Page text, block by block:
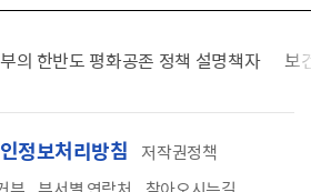
의 한반도 평화공존 정책 설명책자 보
정보처리방침
저작권정책